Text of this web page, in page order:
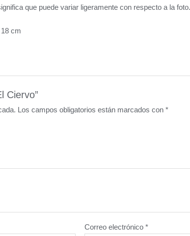
que puede variar ligeramente con respecto a la
cm
Ciervo”
Los campos obligatorios están marcados con*
Correo electrónico*